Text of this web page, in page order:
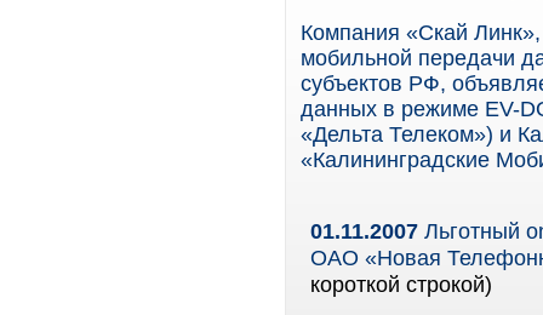
Компания «Скай
мобильной передачи
субъектов РФ,
данных в режиме EV-
«Дельта Телеком») и
«Калининградские
01.11.2007 Льготный
ОАО «Новая
короткой строкой)